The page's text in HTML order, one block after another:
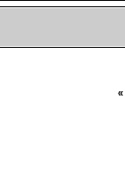
«